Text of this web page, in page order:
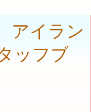
アイラン
ッフブ